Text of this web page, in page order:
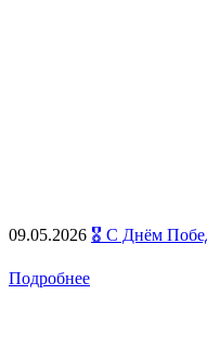
09.05.2026 🎖️ С Днём
Подробнее